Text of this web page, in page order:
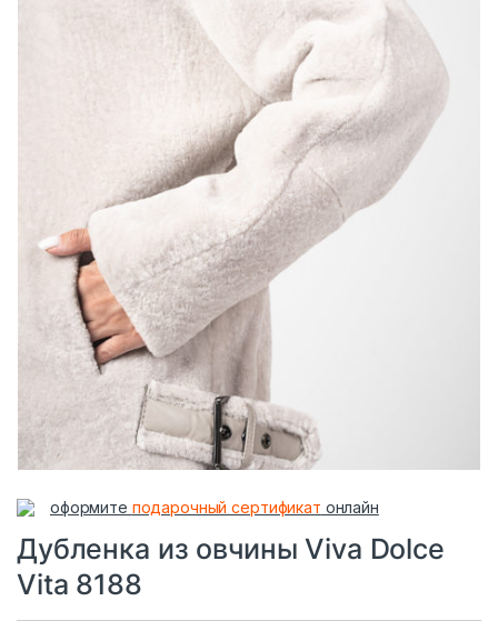
оформите подарочный сертификат онлайн
Дубленка из овчины Viva Dolce
Vita 8188